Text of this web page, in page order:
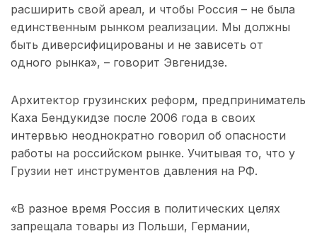
расширить свой ареал, и чтобы Россия – не была
единственным рынком реализации. Мы должны
быть диверсифицированы и не зависеть от
одного рынка», – говорит Эвгенидзе.
Архитектор грузинских реформ, предприниматель
Каха Бендукидзе после 2006 года в своих
интервью неоднократно говорил об опасности
работы на российском рынке. Учитывая то, что у
Грузии нет инструментов давления на РФ.
«В разное время Россия в политических целях
запрещала товары из Польши, Германии,